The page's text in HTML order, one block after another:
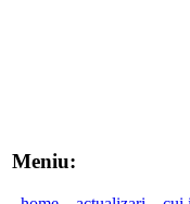
Meniu: